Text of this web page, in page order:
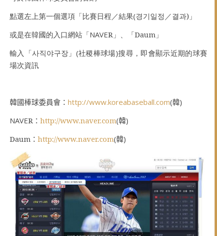
點選左上第一個選項「比賽日程／結果(경기일정 ／결과) 」
或是在韓國的入口網站「NAVER 」、「Daum 」
輸入「사직야구장 」 (社稷棒球場)搜尋，即會顯示近期的球賽
場次資訊
韓國棒球委員會： http://www.koreabaseball.com(韓)
NAVER ： http://www.naver.com(韓)
Daum ： http://www.naver.com(韓)